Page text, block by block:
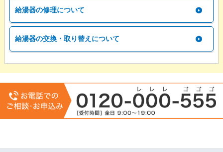
給湯器の修理について
給湯器の交換・取り替えについて